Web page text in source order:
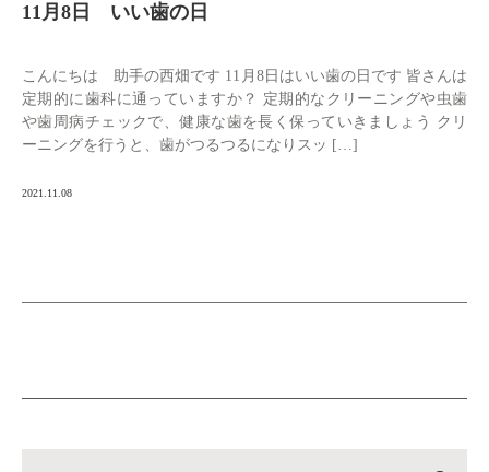
11月8日 いい歯の日
こんにちは 助手の西畑です 11月8日はいい歯の日です 皆さんは
定期的に歯科に通っていますか？ 定期的なクリーニングや虫歯
や歯周病チェックで、健康な歯を長く保っていきましょう クリ
ーニングを行うと、歯がつるつるになりスッ […]
2021.11.08